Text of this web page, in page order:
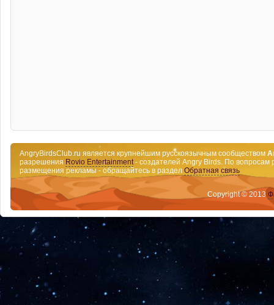
AngryBirdsClub.ru является крупнейшим русскоязычным сообществом
разрешения Rovio Entertainment- создателей Angry Birds. По вопросам
размещения рекламы - обращайтесь в раздел Обратная связь
Copyright © 2013